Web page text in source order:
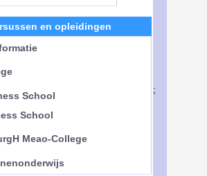
en opleidingen
School
School
Meao-College
;